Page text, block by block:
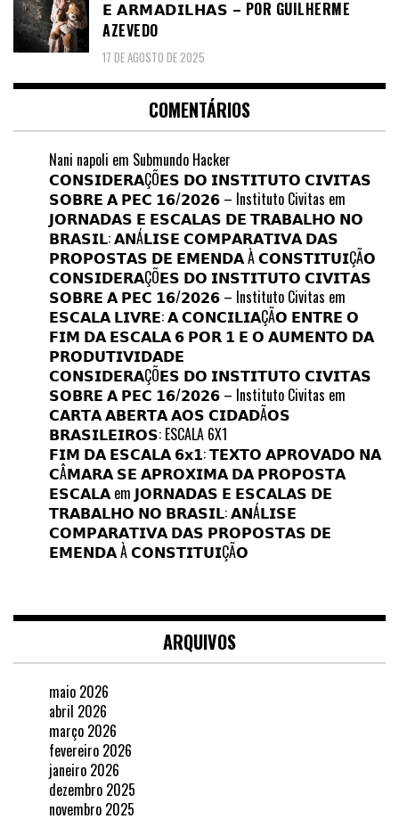
𝗘 𝗔𝗥𝗠𝗔𝗗𝗜𝗟𝗛𝗔𝗦 – POR GUILHERME
AZEVEDO
17 DE AGOSTO DE 2025
COMENTÁRIOS
Nani napoli em Submundo Hacker
𝗖𝗢𝗡𝗦𝗜𝗗𝗘𝗥𝗔ÇÕ𝗘𝗦 𝗗𝗢 𝗜𝗡𝗦𝗧𝗜𝗧𝗨𝗧𝗢 𝗖𝗜𝗩𝗜𝗧𝗔𝗦
𝗦𝗢𝗕𝗥𝗘 𝗔 𝗣𝗘𝗖 𝟭𝟲/𝟮𝟬𝟮𝟲 – Instituto Civitas em
𝗝𝗢𝗥𝗡𝗔𝗗𝗔𝗦 𝗘 𝗘𝗦𝗖𝗔𝗟𝗔𝗦 𝗗𝗘 𝗧𝗥𝗔𝗕𝗔𝗟𝗛𝗢 𝗡𝗢
𝗕𝗥𝗔𝗦𝗜𝗟: 𝗔𝗡Á𝗟𝗜𝗦𝗘 𝗖𝗢𝗠𝗣𝗔𝗥𝗔𝗧𝗜𝗩𝗔 𝗗𝗔𝗦
𝗣𝗥𝗢𝗣𝗢𝗦𝗧𝗔𝗦 𝗗𝗘 𝗘𝗠𝗘𝗡𝗗𝗔 À 𝗖𝗢𝗡𝗦𝗧𝗜𝗧𝗨𝗜ÇÃ𝗢
𝗖𝗢𝗡𝗦𝗜𝗗𝗘𝗥𝗔ÇÕ𝗘𝗦 𝗗𝗢 𝗜𝗡𝗦𝗧𝗜𝗧𝗨𝗧𝗢 𝗖𝗜𝗩𝗜𝗧𝗔𝗦
𝗦𝗢𝗕𝗥𝗘 𝗔 𝗣𝗘𝗖 𝟭𝟲/𝟮𝟬𝟮𝟲 – Instituto Civitas em
𝗘𝗦𝗖𝗔𝗟𝗔 𝗟𝗜𝗩𝗥𝗘: 𝗔 𝗖𝗢𝗡𝗖𝗜𝗟𝗜𝗔ÇÃ𝗢 𝗘𝗡𝗧𝗥𝗘 𝗢
𝗙𝗜𝗠 𝗗𝗔 𝗘𝗦𝗖𝗔𝗟𝗔 𝟲 𝗣𝗢𝗥 𝟭 𝗘 𝗢 𝗔𝗨𝗠𝗘𝗡𝗧𝗢 𝗗𝗔
𝗣𝗥𝗢𝗗𝗨𝗧𝗜𝗩𝗜𝗗𝗔𝗗𝗘
𝗖𝗢𝗡𝗦𝗜𝗗𝗘𝗥𝗔ÇÕ𝗘𝗦 𝗗𝗢 𝗜𝗡𝗦𝗧𝗜𝗧𝗨𝗧𝗢 𝗖𝗜𝗩𝗜𝗧𝗔𝗦
𝗦𝗢𝗕𝗥𝗘 𝗔 𝗣𝗘𝗖 𝟭𝟲/𝟮𝟬𝟮𝟲 – Instituto Civitas em
𝗖𝗔𝗥𝗧𝗔 𝗔𝗕𝗘𝗥𝗧𝗔 𝗔𝗢𝗦 𝗖𝗜𝗗𝗔𝗗Ã𝗢𝗦
𝗕𝗥𝗔𝗦𝗜𝗟𝗘𝗜𝗥𝗢𝗦: ESCALA 6X1
𝗙𝗜𝗠 𝗗𝗔 𝗘𝗦𝗖𝗔𝗟𝗔 𝟲𝘅𝟭: 𝗧𝗘𝗫𝗧𝗢 𝗔𝗣𝗥𝗢𝗩𝗔𝗗𝗢 𝗡𝗔
𝗖Â𝗠𝗔𝗥𝗔 𝗦𝗘 𝗔𝗣𝗥𝗢𝗫𝗜𝗠𝗔 𝗗𝗔 𝗣𝗥𝗢𝗣𝗢𝗦𝗧𝗔
𝗘𝗦𝗖𝗔𝗟𝗔em 𝗝𝗢𝗥𝗡𝗔𝗗𝗔𝗦 𝗘 𝗘𝗦𝗖𝗔𝗟𝗔𝗦 𝗗𝗘
𝗧𝗥𝗔𝗕𝗔𝗟𝗛𝗢 𝗡𝗢 𝗕𝗥𝗔𝗦𝗜𝗟: 𝗔𝗡Á𝗟𝗜𝗦𝗘
𝗖𝗢𝗠𝗣𝗔𝗥𝗔𝗧𝗜𝗩𝗔 𝗗𝗔𝗦 𝗣𝗥𝗢𝗣𝗢𝗦𝗧𝗔𝗦 𝗗𝗘
𝗘𝗠𝗘𝗡𝗗𝗔 À 𝗖𝗢𝗡𝗦𝗧𝗜𝗧𝗨𝗜ÇÃ𝗢
ARQUIVOS
maio 2026
abril 2026
março 2026
fevereiro 2026
janeiro 2026
dezembro 2025
novembro 2025